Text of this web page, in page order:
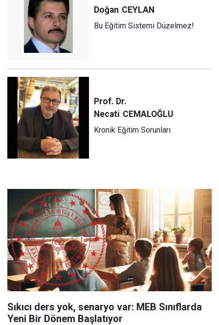
Doğan CEYLAN
Bu Eğitim Sistemi Düzelmez!
Prof. Dr.
Necati CEMALOĞLU
Kronik Eğitim Sorunları
Sıkıcı ders yok, senaryo var: MEB Sınıflarda
Yeni Bir Dönem Başlatıyor